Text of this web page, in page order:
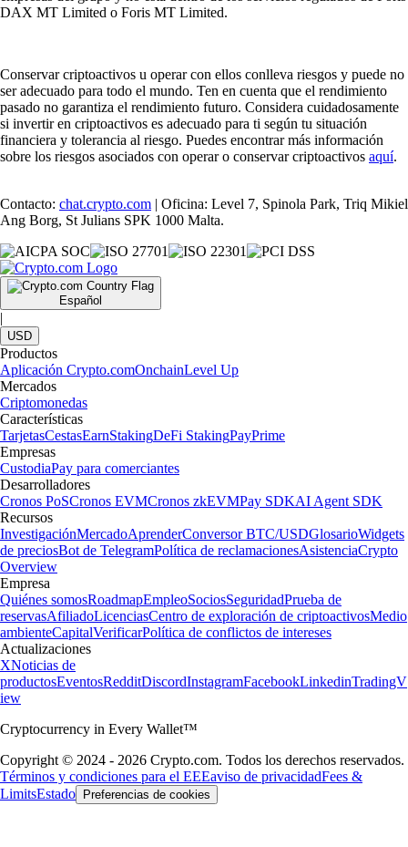
DAX MT Limited o Foris MT Limited.
Conservar criptoactivos u operar con ellos conlleva riesgos y puede no
ser adecuado para todo el mundo. Ten en cuenta que el rendimiento
pasado no garantiza el rendimiento futuro. Considera cuidadosamente
si invertir en criptoactivos es adecuado para ti según tu situación
financiera y tolerancia al riesgo. Puedes encontrar más información
sobre los riesgos asociados con operar o conservar criptoactivos aquí.
Contacto: chat.crypto.com | Oficina: Level 7, Spinola Park, Triq Mikiel
Ang Borg, St Julians SPK 1000 Malta.
Español
|
USD
Productos
Aplicación Crypto.comOnchainLevel Up
Mercados
Criptomonedas
Características
TarjetasCestasEarnStakingDeFi StakingPayPrime
Empresas
CustodiaPay para comerciantes
Desarrolladores
Cronos PoSCronos EVMCronos zkEVMPay SDKAI Agent SDK
Recursos
InvestigaciónMercadoAprenderConversor BTC/USDGlosarioWidgets
de preciosBot de TelegramPolítica de reclamacionesAsistenciaCrypto
Overview
Empresa
Quiénes somosRoadmapEmpleoSociosSeguridadPrueba de
reservasAfiliadoLicenciasCentro de exploración de criptoactivosMedio
ambienteCapitalVerificarPolítica de conflictos de intereses
Actualizaciones
XNoticias de
productosEventosRedditDiscordInstagramFacebookLinkedinTradingV
iew
Cryptocurrency in Every Wallet™
Copyright © 2024 - 2026 Crypto.com. Todos los derechos reservados.
Términos y condiciones para el EEEaviso de privacidadFees &
LimitsEstado Preferencias de cookies